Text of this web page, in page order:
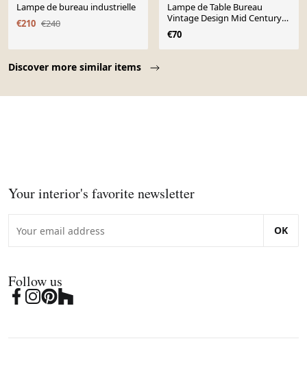
Discover more similar items
Lampe de bureau industrielle
€210 €240
Lampe de Table Bureau
Vintage Design Mid Century
Nuova Veneta Lumi Italy
Noire
€70
Your interior's favorite newsletter
OK
Follow us